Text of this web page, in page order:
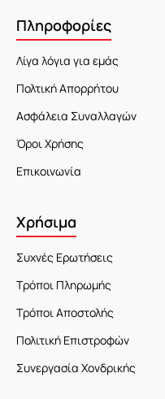
Πληροφορίες
Λίγα λόγια για εμάς
Πολτική Απορρήτου
Ασφάλεια Συναλλαγών
Όροι Χρήσης
Επικοινωνία
Χρήσιμα
Συχνές Ερωτήσεις
Τρόποι Πληρωμής
Τρόποι Αποστολής
Πολιτική Επιστροφών
Συνεργασία Χονδρικής